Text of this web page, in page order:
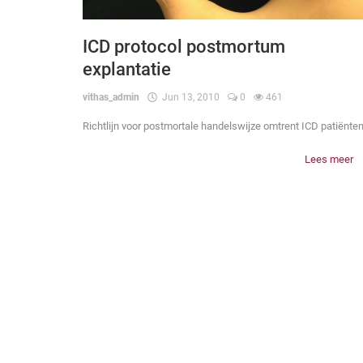
ICD protocol postmortum
explantatie
vithas_admin Jun 13, 2010 0 461
Richtlijn voor postmortale handelswijze omtrent ICD patiënten
Lees meer